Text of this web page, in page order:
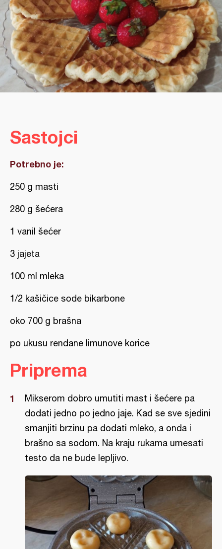
Sastojci
Potrebno je:
250 g masti
280 g šećera
1 vanil šećer
3 jajeta
100 ml mleka
1/2 kašičice sode bikarbone
oko 700 g brašna
po ukusu rendane limunove korice
Priprema
Mikserom dobro umutiti mast i šećere pa
dodati jedno po jedno jaje. Kad se sve sjedini
smanjiti brzinu pa dodati mleko, a onda i
brašno sa sodom. Na kraju rukama umesati
testo da ne bude lepljivo.